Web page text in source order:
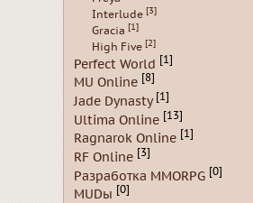
Interlude [3]
Gracia [1]
High Five [2]
Perfect World [1]
MU Online [8]
Jade Dynasty [1]
Ultima Online [13]
Ragnarok Online [1]
RF Online [3]
Разработка MMORPG [0]
MUDы [0]